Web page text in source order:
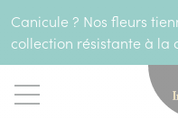
Canicule ? Nos fleurs
collection résistante à la